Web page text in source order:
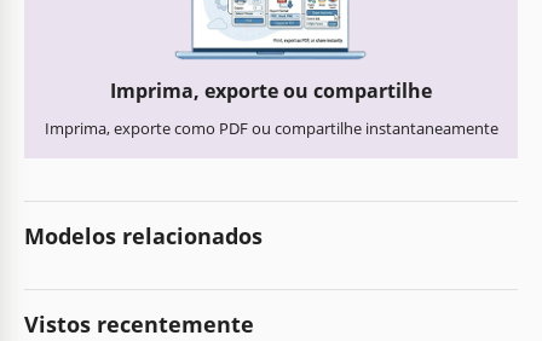
Imprima, exporte ou compartilhe
Imprima, exporte como PDF ou compartilhe instantaneamente
Modelos relacionados
Vistos recentemente